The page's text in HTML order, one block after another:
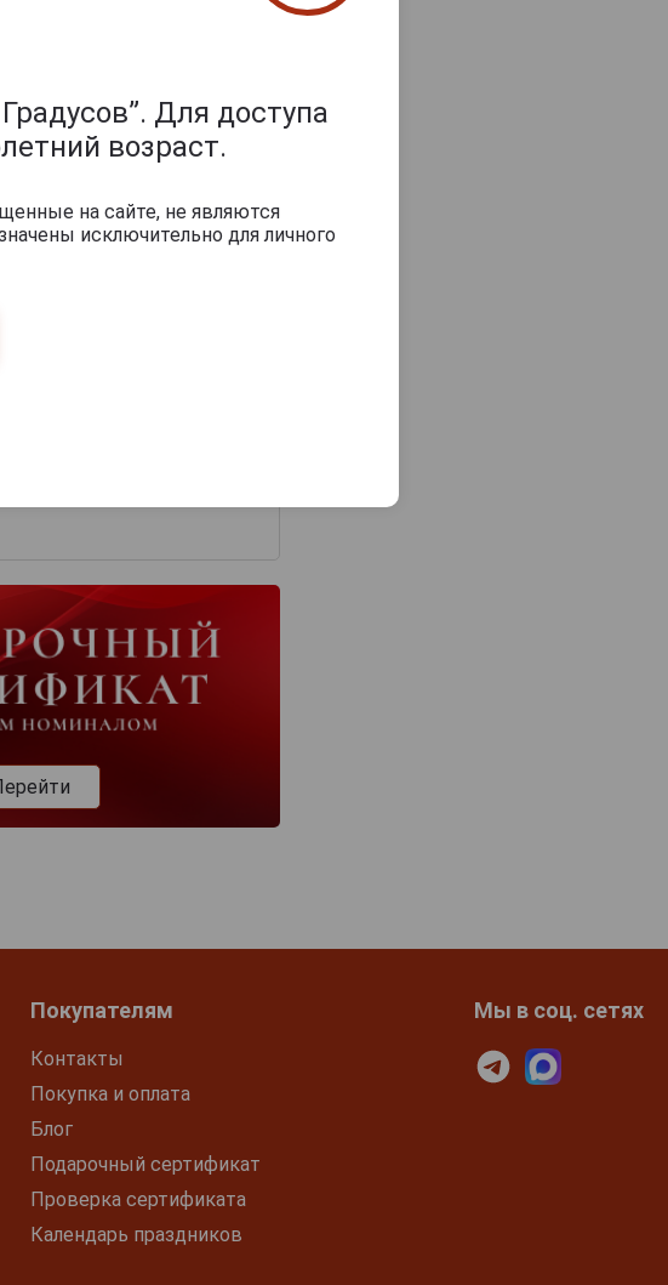
Покупателям
Контакты
Покупка и оплата
Блог
Подарочный сертификат
Проверка сертификата
Календарь праздников
Мы в соц. сетях
Для доступа
возраст.
на сайте, не являются
исключительно для личного